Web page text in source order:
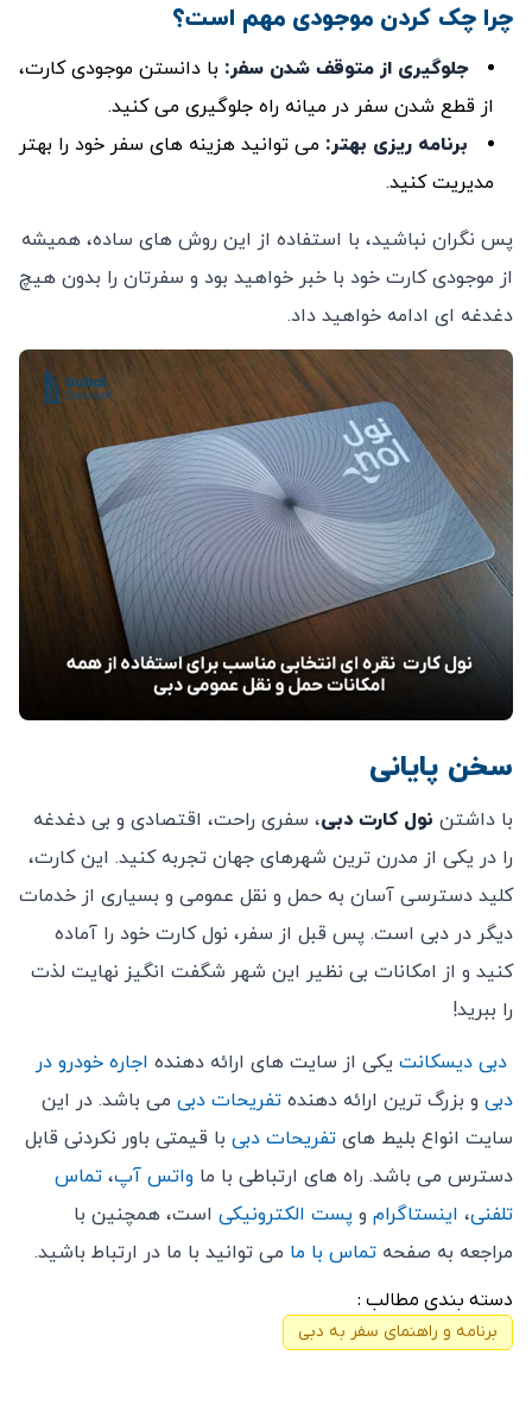
چرا چک کردن موجودی مهم است؟
جلوگیری از متوقف شدن سفر: با دانستن موجودی کارت،
از قطع شدن سفر در میانه راه جلوگیری می ‌کنید.
برنامه ‌ریزی بهتر: می ‌توانید هزینه‌ های سفر خود را بهتر
مدیریت کنید.
پس نگران نباشید، با استفاده از این روش‌ های ساده، همیشه
از موجودی کارت خود با خبر خواهید بود و سفرتان را بدون هیچ
دغدغه ‌ای ادامه خواهید داد.
سخن پایانی
با داشتن نول کارت دبی، سفری راحت، اقتصادی و بی ‌دغدغه
را در یکی از مدرن ‌ترین شهرهای جهان تجربه کنید. این کارت،
کلید دسترسی آسان به حمل ‌و نقل عمومی و بسیاری از خدمات
دیگر در دبی است. پس قبل از سفر، نول کارت خود را آماده
کنید و از امکانات بی ‌نظیر این شهر شگفت ‌انگیز نهایت لذت
را ببرید!
دبی دیسکانت یکی از سایت های ارائه دهنده اجاره خودرو در
دبی و بزرگ ترین ارائه دهنده تفریحات دبی می باشد. در این
سایت انواع بلیط های تفریحات دبی با قیمتی باور نکردنی قابل
دسترس می باشد. راه های ارتباطی با ما واتس آپ، تماس
تلفنی، اینستاگرام و پست الکترونیکی است، همچنین با
مراجعه به صفحه تماس با ما می توانید با ما در ارتباط باشید.
دسته بندی مطالب :
برنامه و راهنمای سفر به دبی